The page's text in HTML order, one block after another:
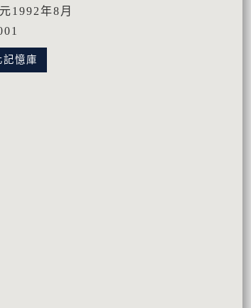
1992年8月
記憶庫